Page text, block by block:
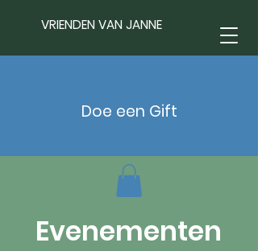
VRIENDEN VAN JANNE
Doe een Gift
Evenementen